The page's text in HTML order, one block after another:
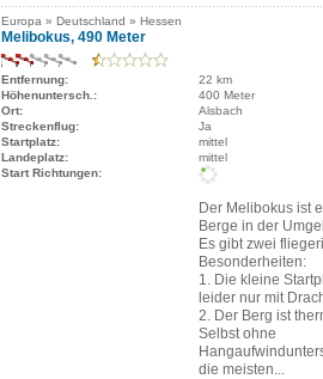
Europa » Deutschland » Hessen
Melibokus, 490 Meter
Entfernung:
22 km
Höhenuntersch.:
400 Meter
Ort:
Alsbach
Streckenflug:
Ja
Startplatz:
mittel
Landeplatz:
mittel
Start Richtungen:
Der Melibokus ist
Berge in der
Es gibt zwei
Besonderheiten:
1. Die kleine
leider nur mit
2. Der Berg ist
Selbst ohne
die meisten...